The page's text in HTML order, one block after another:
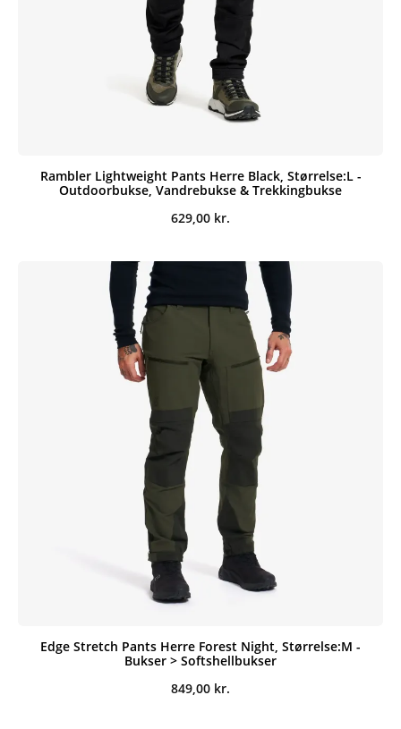
Rambler Lightweight Pants Herre Black, Størrelse:L -
Outdoorbukse, Vandrebukse & Trekkingbukse
629,00 kr.
Edge Stretch Pants Herre Forest Night, Størrelse:M -
Bukser > Softshellbukser
849,00 kr.